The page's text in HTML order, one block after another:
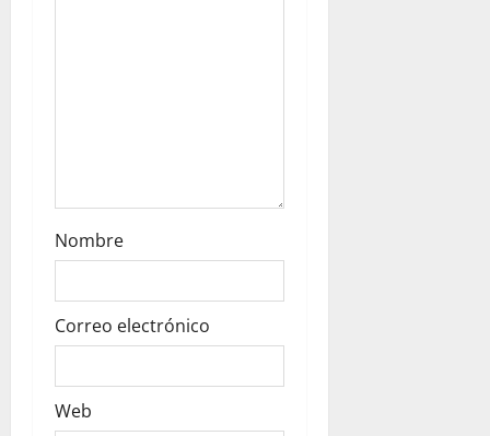
Nombre
Correo electrónico
Web